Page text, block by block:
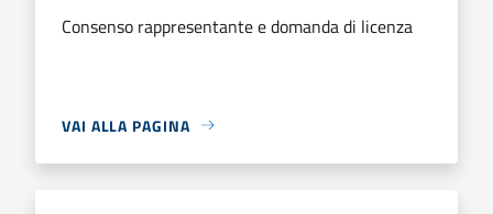
Consenso rappresentante e domanda di licenza
VAI ALLA PAGINA